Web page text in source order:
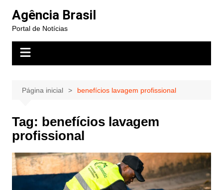
para
conteúdo
Agência Brasil
Portal de Notícias
Página inicial benefícios lavagem profissional
Tag: benefícios lavagem
profissional